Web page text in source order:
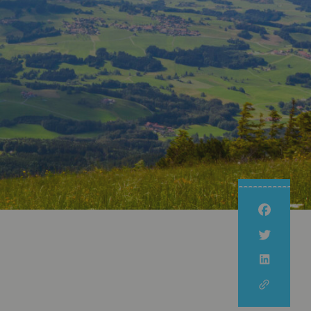
Nachhaltig Unterwegs
Nachhaltige Erzeugung
Nachhaltige Urlaubsziele
Unsere
Erlebnispartner
Familienzeit
Kulinarische Wanderung
Newsletter